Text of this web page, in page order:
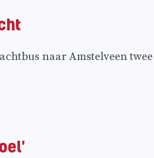
naar Amstelveen